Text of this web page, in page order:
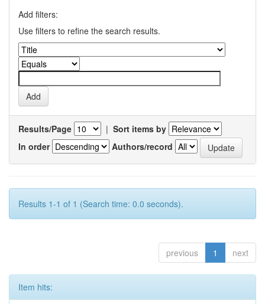
Add filters:
Use filters to refine the search results.
Results/Page | Sort items by
In order
Authors/record
Results 1-1 of 1 (Search time: 0.0 seconds).
previous 1 next
Item hits: